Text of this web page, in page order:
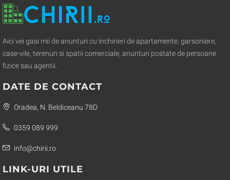
Aici vei gasi mii de anunturi cu inchirieri de apartamente, garsoniere,
case-vile, terenuri si spatii comerciale, anunturi postate de persoane
fizice sau agentii.
DATE DE CONTACT
Oradea, N. Beldiceanu 78D
0359 089 999
info@chirii.ro
LINK-URI UTILE